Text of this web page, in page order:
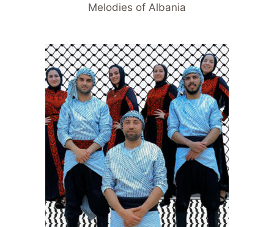
Melodies of Albania